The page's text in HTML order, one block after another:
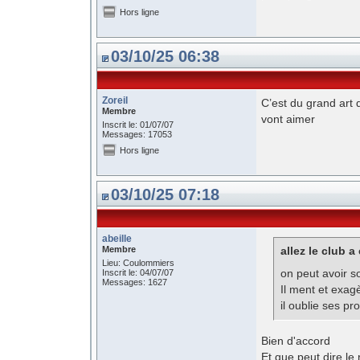
Hors ligne
03/10/25 06:38
Zoreil
Membre
Inscrit le: 01/07/07
Messages: 17053
C’est du grand art
vont aimer
Hors ligne
03/10/25 07:18
abeille
Membre
Lieu: Coulommiers
Inscrit le: 04/07/07
Messages: 1627
allez le club a
on peut avoir
Il ment et
il oublie ses
Bien d'accord
Et que peut dire le